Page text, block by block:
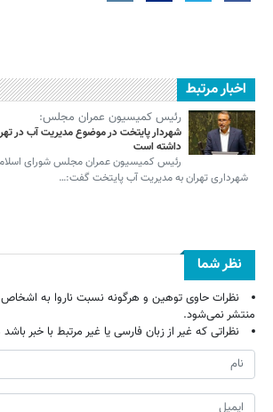
اخبار مرتبط
رئیس کمیسیون عمران مجلس:
شهردار پایتخت در موضوع مدیریت آب در
داشته است
رئیس کمیسیون عمران مجلس شورای
شهرداری تهران به مدیریت آب پایتخت گفت:…
نظر شما
نظرات حاوی توهین و هرگونه نسبت ناروا به
منتشر نمی‌شود.
نظراتی که غیر از زبان فارسی یا غیر مرتبط با خبر